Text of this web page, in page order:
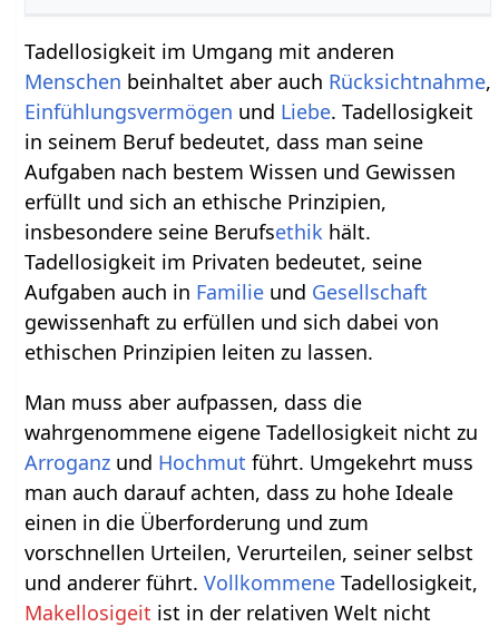
Tadellosigkeit im Umgang mit anderen
Menschen beinhaltet aber auch Rücksichtnahme,
Einfühlungsvermögen und Liebe. Tadellosigkeit
in seinem Beruf bedeutet, dass man seine
Aufgaben nach bestem Wissen und Gewissen
erfüllt und sich an ethische Prinzipien,
insbesondere seine Berufsethik hält.
Tadellosigkeit im Privaten bedeutet, seine
Aufgaben auch in Familie und Gesellschaft
gewissenhaft zu erfüllen und sich dabei von
ethischen Prinzipien leiten zu lassen.
Man muss aber aufpassen, dass die
wahrgenommene eigene Tadellosigkeit nicht zu
Arroganz und Hochmut führt. Umgekehrt muss
man auch darauf achten, dass zu hohe Ideale
einen in die Überforderung und zum
vorschnellen Urteilen, Verurteilen, seiner selbst
und anderer führt.Vollkommene Tadellosigkeit,
Makellosigeit ist in der relativen Welt nicht